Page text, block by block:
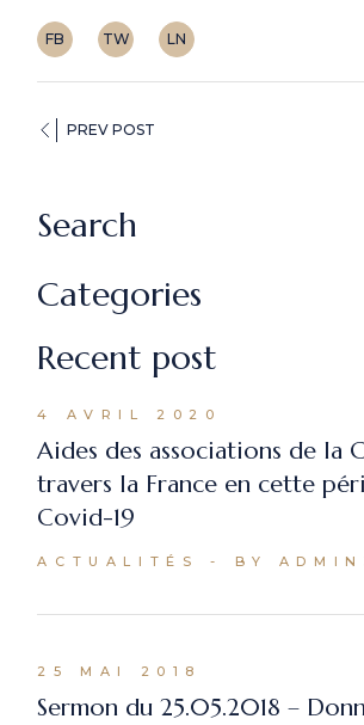
FB TW LN
PREV POST
Search
Categories
Recent post
4 AVRIL 2020
Aides des associations de la
travers la France en cette
Covid-19
ACTUALITÉS BY
25 MAI 2018
Sermon du 25.05.2018 –